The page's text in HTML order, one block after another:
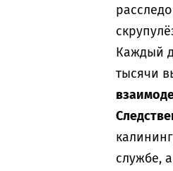
Каждый
тысячи
службе,